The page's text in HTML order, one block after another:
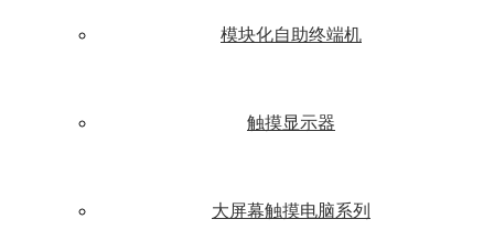
模块化自助终端机
触摸显示器
大屏幕触摸电脑系列